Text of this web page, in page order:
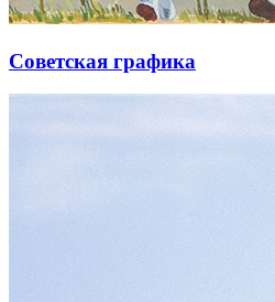
Советская графика